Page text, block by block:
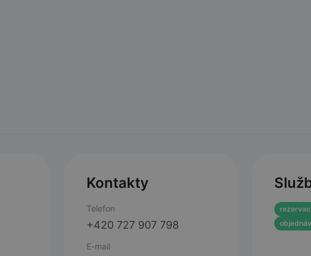
Kontakty
Telefon
+420 727 907 798
E-mail